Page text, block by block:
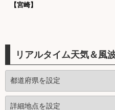
【宮崎】
リアルタイム天気＆風